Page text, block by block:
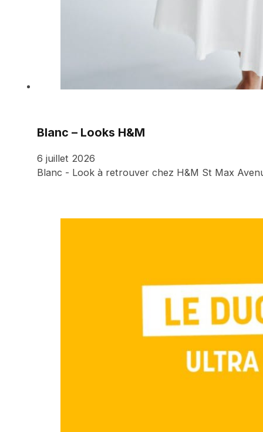
Blanc – Looks H&M
6 juillet 2026
Blanc - Look à retrouver chez H&M St Max